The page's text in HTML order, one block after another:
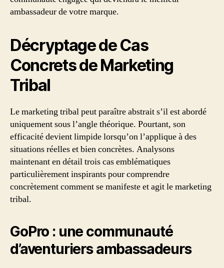
ambassadeur de votre marque.
Décryptage de Cas
Concrets de Marketing
Tribal
Le marketing tribal peut paraître abstrait s’il est abordé
uniquement sous l’angle théorique. Pourtant, son
efficacité devient limpide lorsqu’on l’applique à des
situations réelles et bien concrètes. Analysons
maintenant en détail trois cas emblématiques
particulièrement inspirants pour comprendre
concrètement comment se manifeste et agit le marketing
tribal.
GoPro : une communauté
d’aventuriers ambassadeurs